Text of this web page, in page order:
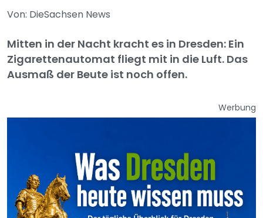
Von: DieSachsen News
Mitten in der Nacht kracht es in Dresden: Ein
Zigarettenautomat fliegt mit in die Luft. Das
Ausmaß der Beute ist noch offen.
Werbung